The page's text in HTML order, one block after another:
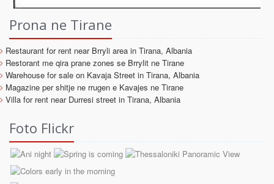
Prona ne Tirane
Restaurant for rent near Brryli area in Tirana, Albania
Restorant me qira prane zones se Brrylit ne Tirane
Warehouse for sale on Kavaja Street in Tirana, Albania
Magazine per shitje ne rrugen e Kavajes ne Tirane
Villa for rent near Durresi street in Tirana, Albania
Foto Flickr